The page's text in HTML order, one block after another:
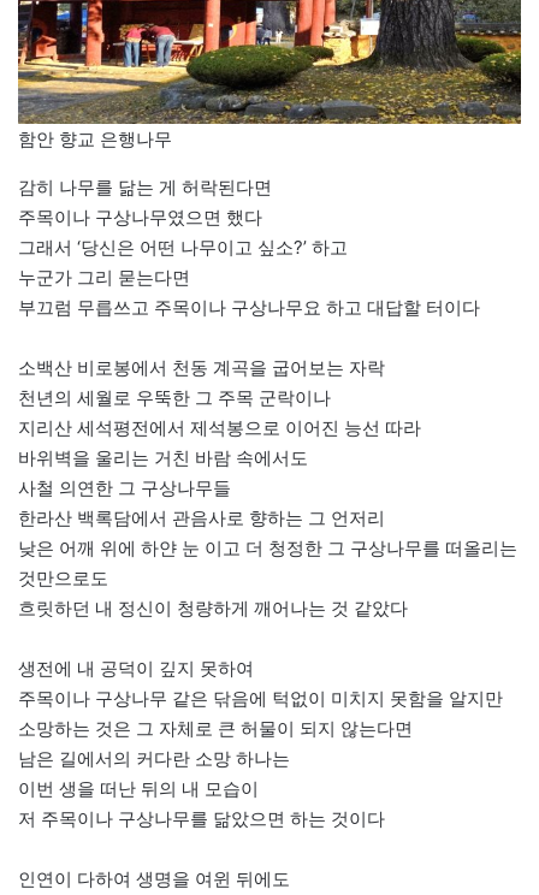
함안 향교 은행나무
감히 나무를 닮는 게 허락된다면
주목이나 구상나무였으면 했다
그래서 ‘당신은 어떤 나무이고 싶소?’ 하고
누군가 그리 묻는다면
부끄럼 무릅쓰고 주목이나 구상나무요 하고 대답할 터이다
소백산 비로봉에서 천동 계곡을 굽어보는 자락
천년의 세월로 우뚝한 그 주목 군락이나
지리산 세석평전에서 제석봉으로 이어진 능선 따라
바위벽을 울리는 거친 바람 속에서도
사철 의연한 그 구상나무들
한라산 백록담에서 관음사로 향하는 그 언저리
낮은 어깨 위에 하얀 눈 이고 더 청정한 그 구상나무를 떠올리는
것만으로도
흐릿하던 내 정신이 청량하게 깨어나는 것 같았다
생전에 내 공덕이 깊지 못하여
주목이나 구상나무 같은 닦음에 턱없이 미치지 못함을 알지만
소망하는 것은 그 자체로 큰 허물이 되지 않는다면
남은 길에서의 커다란 소망 하나는
이번 생을 떠난 뒤의 내 모습이
저 주목이나 구상나무를 닮았으면 하는 것이다
인연이 다하여 생명을 여윈 뒤에도